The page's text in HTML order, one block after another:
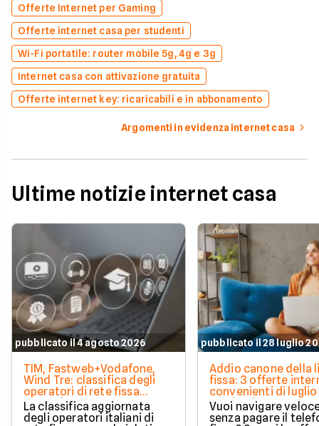
Offerte Internet per Gaming
Offerte internet casa per studenti
Wi-Fi portatile: router mobile 5g, 4g e 3g
Internet casa con attivazione gratuita
Offerte internet key: ricaricabili e in abbonamento
Argomenti in evidenza internet casa
Ultime notizie internet casa
pubblicato il 4 agosto 2026
TIM, Fastweb+Vodafone,
Wind Tre: classifica degli
operatori di rete fissa
secondo AGCOM
La classifica aggiornata
degli operatori italiani di
pubblicato il 28 luglio
Addio canone della
fissa: 3 offerte
convenienti di luglio
partire da 19,95€
Vuoi navigare
senza pagare il